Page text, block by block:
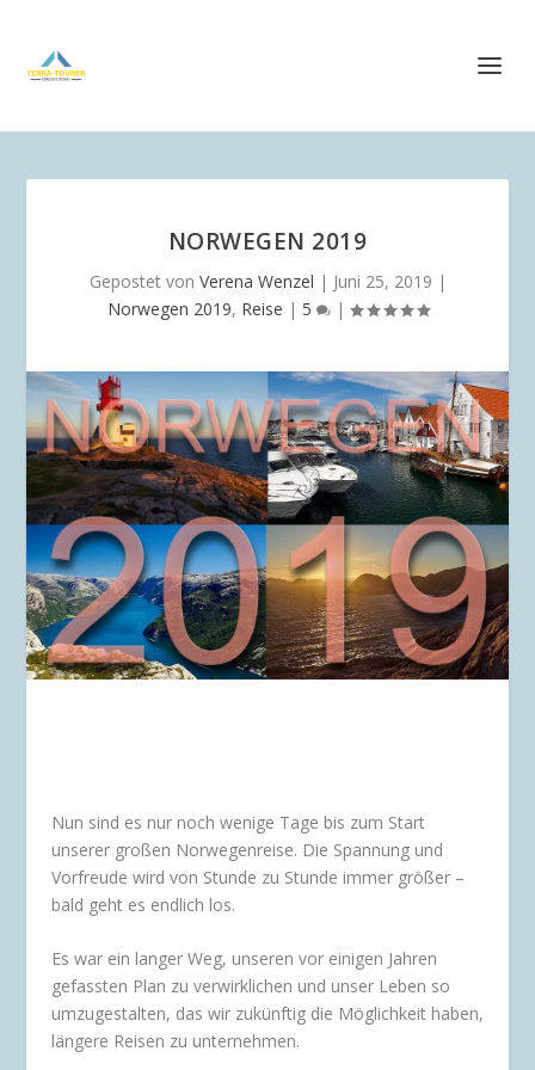
NORWEGEN 2019
Gepostet von Verena Wenzel | Juni 25, 2019 |
Norwegen 2019, Reise | 5 |
Nun sind es nur noch wenige Tage bis zum Start
unserer großen Norwegenreise. Die Spannung und
Vorfreude wird von Stunde zu Stunde immer größer –
bald geht es endlich los.
Es war ein langer Weg, unseren vor einigen Jahren
gefassten Plan zu verwirklichen und unser Leben so
umzugestalten, das wir zukünftig die Möglichkeit haben,
längere Reisen zu unternehmen.